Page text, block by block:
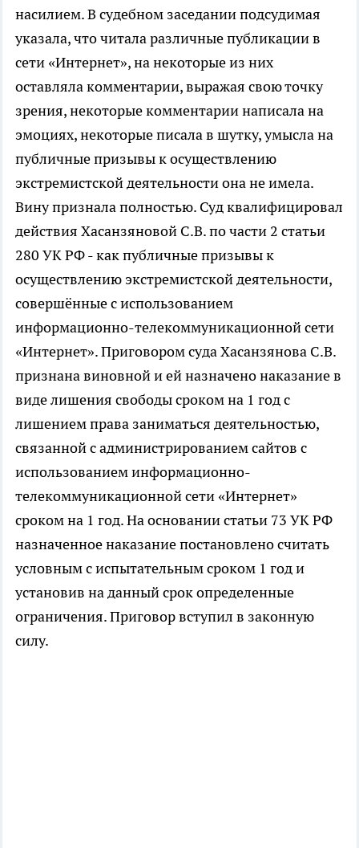
насилием. В судебном заседании подсудимая
указала, что читала различные публикации в
сети «Интернет», на некоторые из них
оставляла комментарии, выражая свою точку
зрения, некоторые комментарии написала на
эмоциях, некоторые писала в шутку, умысла на
публичные призывы к осуществлению
экстремистской деятельности она не имела.
Вину признала полностью. Суд квалифицировал
действия Хасанзяновой С.В. по части 2 статьи
280 УК РФ - как публичные призывы к
осуществлению экстремистской деятельности,
совершённые с использованием
информационно-телекоммуникационной сети
«Интернет». Приговором суда Хасанзянова С.В.
признана виновной и ей назначено наказание в
виде лишения свободы сроком на 1 год с
лишением права заниматься деятельностью,
связанной с администрированием сайтов с
использованием информационно-
телекоммуникационной сети «Интернет»
сроком на 1 год. На основании статьи 73 УК РФ
назначенное наказание постановлено считать
условным с испытательным сроком 1 год и
установив на данный срок определенные
ограничения. Приговор вступил в законную
силу.